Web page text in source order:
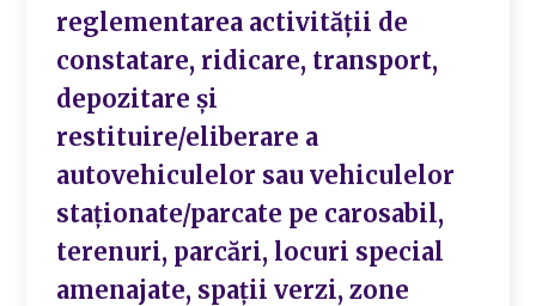
reglementarea activității de
constatare, ridicare, transport,
depozitare și
restituire/eliberare a
autovehiculelor sau vehiculelor
staționate/parcate pe carosabil,
terenuri, parcări, locuri special
amenajate, spații verzi, zone